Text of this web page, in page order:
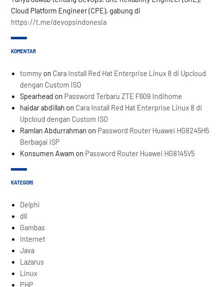
Cloud Platform Engineer (CPE), gabung di
https://t.me/devopsindonesia
KOMENTAR
tommy on Cara Install Red Hat Enterprise Linux 8 di Upcloud
dengan Custom ISO
Spearhead on Password Terbaru ZTE F609 Indihome
haidar abdillah on Cara Install Red Hat Enterprise Linux 8 di
Upcloud dengan Custom ISO
Ramlan Abdurrahman on Password Router Huawei HG8245H5
Berbagai ISP
Konsumen Awam on Password Router Huawei HG8145V5
KATEGORI
Delphi
dll
Gambas
Internet
Java
Lazarus
Linux
PHP